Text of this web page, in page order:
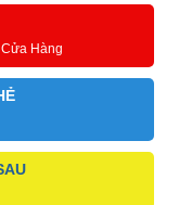
Hàng